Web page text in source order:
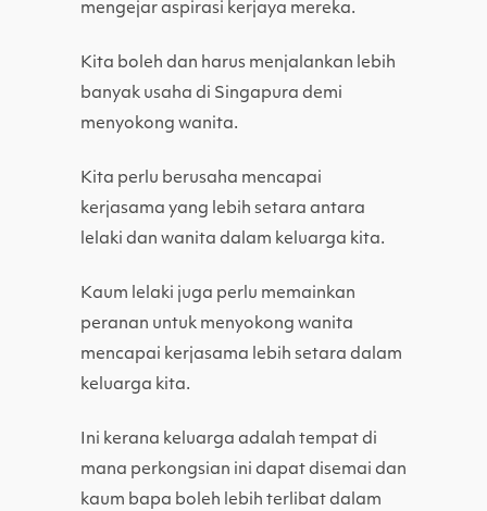
mengejar aspirasi kerjaya mereka.
Kita boleh dan harus menjalankan lebih
banyak usaha di Singapura demi
menyokong wanita.
Kita perlu berusaha mencapai
kerjasama yang lebih setara antara
lelaki dan wanita dalam keluarga kita.
Kaum lelaki juga perlu memainkan
peranan untuk menyokong wanita
mencapai kerjasama lebih setara dalam
keluarga kita.
Ini kerana keluarga adalah tempat di
mana perkongsian ini dapat disemai dan
kaum bapa boleh lebih terlibat dalam